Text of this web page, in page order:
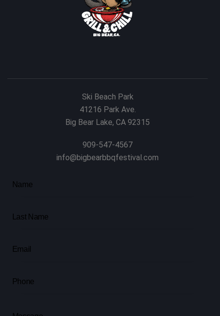
Ski Beach Park
41216 Park Ave.
Big Bear Lake, CA 92315
909-547-4567
info@bigbearbbqfestival.com